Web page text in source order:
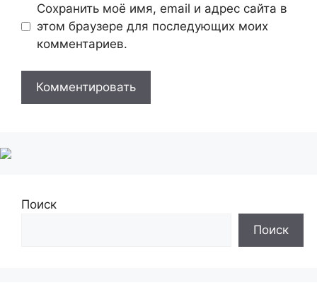
Сохранить моё имя, email и адрес сайта в
этом браузере для последующих моих
комментариев.
Поиск
Поиск